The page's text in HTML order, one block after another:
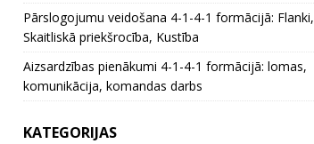
Pārslogojumu veidošana 4-1-4-1 formācijā: Flanki,
Skaitliskā priekšrocība, Kustība
Aizsardzības pienākumi 4-1-4-1 formācijā: lomas,
komunikācija, komandas darbs
KATEGORIJAS